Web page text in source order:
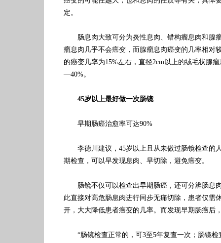
定。
肠息肉大致可分为炎性息肉、错构瘤息肉和腺
瘤息肉几乎不会癌变，而腺瘤息肉癌变的几率相对
的癌变几率为15%左右，直径2cm以上的绒毛状腺
—40%。
45岁以上最好做一次肠镜
早期肠癌治愈率可达90%
李德川建议，45岁以上且从未做过肠镜检查的
期检查，可以早发现息肉、早切除，避免癌变。
肠镜不仅可以检查出早期肠癌，还可分辨肠息
此直接对高危肠息肉进行同步无痛切除，患者仅需
开，大大降低患者癌变的几率。而发现早期肠癌后
“肠镜检查正常的，可3至5年复查一次；肠镜检